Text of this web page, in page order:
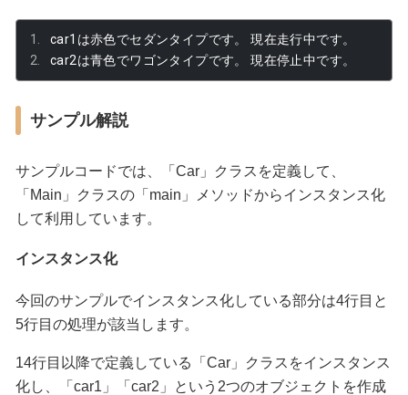
car1 は赤色でセダンタイプです。
現在走行中です。
car2は青色でワゴンタイプです。 現在停止中です。
サンプル解説
サンプルコードでは、「Car」クラスを定義して、
「Main」クラスの「main」メソッドからインスタンス化
して利用しています。
インスタンス化
今回のサンプルでインスタンス化している部分は4行目と
5行目の処理が該当します。
14行目以降で定義している「Car」クラスをインスタンス
化し、「car1」「car2」という2つのオブジェクトを作成